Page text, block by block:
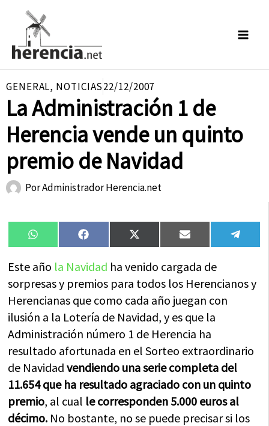
contenido
GENERAL, NOTICIAS22/12/2007
La Administración 1 de
Herencia vende un quinto
premio de Navidad
PorAdministrador Herencia.net
Compartir
en
WhatsAppCompartir
en
FacebookCompartir
en
X
(Twitter)
Compartir
en
Email
en
Este año la Navidad ha venido cargada de
sorpresas y premios para todos los Herencianos y
Herencianas que como cada año juegan con
ilusión a la Lotería de Navidad, y es que la
Administración número 1 de Herencia ha
resultado afortunada en el Sorteo extraordinario
de Navidadvendiendo una serie completa del
11.654 que ha resultado agraciado con un quinto
premio, al cual le corresponden 5.000 euros al
décimo. No bostante, no se puede precisar si los